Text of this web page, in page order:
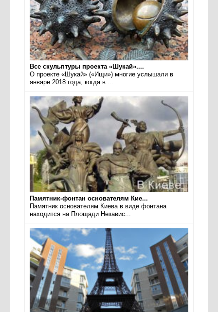
Все скульптуры проекта «Шукай»....
О проекте «Шукай» («Ищи») многие услышали в
январе 2018 года, когда в ...
Памятник-фонтан основателям Кие...
Памятник основателям Киева в виде фонтана
находится на Площади Независ...